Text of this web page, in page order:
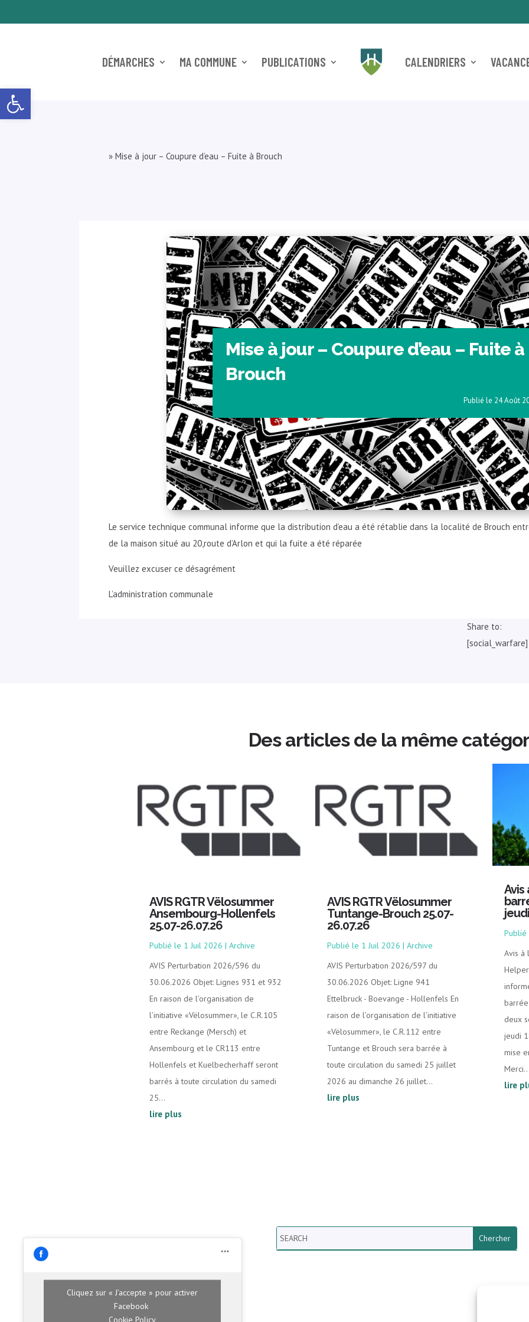
Ouvrir la barre d’outils
DÉMARCHES MA COMMUNE PUBLICATIONS CALENDRIERS
» Mise à jour – Coupure d’eau – Fuite à Brouch
Mise à jour – Coupure d’eau – Fuite à
Brouch
24 Août
Le service technique communal informe que la distribution d’eau a été rétablie dans la localité de Brouch
de la maison situé au 20,route d’Arlon et qui la fuite a été réparée
Veuillez excuser ce désagrément
L’administration communale
Share to:
[social_warfare]
Des articles de la même
AVIS RGTR Vëlosummer
Ansembourg-Hollenfels
25.07-26.07.26
1 Juil 2026 |Archive
AVIS Perturbation 2026/596 du
30.06.2026 Objet: Lignes 931 et 932
En raison de l’organisation de
l’initiative «Vëlosummer», le C.R.105
entre Reckange (Mersch) et
Ansembourg et le CR113 entre
Hollenfels et Kuelbecherhaff seront
barrés à toute circulation du samedi
25...
lire plus
AVIS RGTR Vëlosummer
Tuntange-Brouch 25.07-
26.07.26
1 Juil 2026 | Archive
AVIS Perturbation 2026/597 du
30.06.2026 Objet: Ligne 941
Ettelbruck - Boevange - Hollenfels En
raison de l’organisation de l’initiative
«Vëlosummer», le C.R.112 entre
Tuntange et Brouch sera barrée à
toute circulation du samedi 25 juillet
2026 au dimanche 26 juillet...
lire plus
Avis
Avis à
deux
jeudi
mise
lire
Cliquez sur « J’accepte » pour activer
Facebook
Cookie Policy
Search